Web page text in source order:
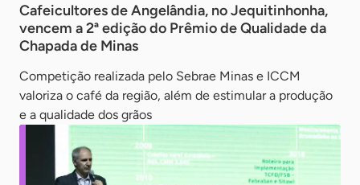
Cafeicultores de Angelândia, no Jequitinhonha,
vencem a 2ª edição do Prêmio de Qualidade da
Chapada de Minas
Competição realizada pelo Sebrae Minas e ICCM
valoriza o café da região, além de estimular a produção
e a qualidade dos grãos